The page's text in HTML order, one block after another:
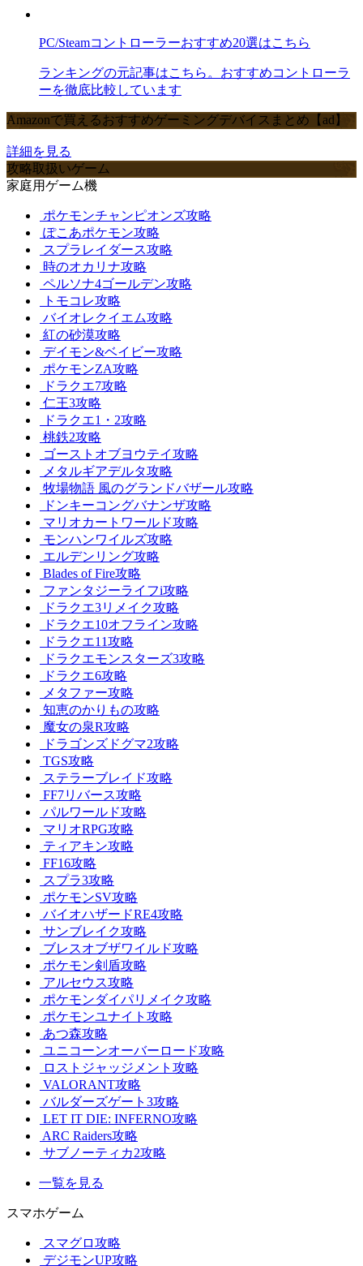
PC/Steamコントローラーおすすめ20選はこちら
ランキングの元記事はこちら。おすすめコントローラ
ーを徹底比較しています
Amazonで買えるおすすめゲーミングデバイスまとめ【ad】
詳細を見る
攻略取扱いゲーム
家庭用ゲーム機
ポケモンチャンピオンズ攻略
ぽこあポケモン攻略
スプラレイダース攻略
時のオカリナ攻略
ペルソナ4ゴールデン攻略
トモコレ攻略
バイオレクイエム攻略
紅の砂漠攻略
デイモン&ベイビー攻略
ポケモンZA攻略
ドラクエ7攻略
仁王3攻略
ドラクエ1・2攻略
桃鉄2攻略
ゴーストオブヨウテイ攻略
メタルギアデルタ攻略
牧場物語 風のグランドバザール攻略
ドンキーコングバナンザ攻略
マリオカートワールド攻略
モンハンワイルズ攻略
エルデンリング攻略
Blades of Fire攻略
ファンタジーライフi攻略
ドラクエ3リメイク攻略
ドラクエ10オフライン攻略
ドラクエ11攻略
ドラクエモンスターズ3攻略
ドラクエ6攻略
メタファー攻略
知恵のかりもの攻略
魔女の泉R攻略
ドラゴンズドグマ2攻略
TGS攻略
ステラーブレイド攻略
FF7リバース攻略
パルワールド攻略
マリオRPG攻略
ティアキン攻略
FF16攻略
スプラ3攻略
ポケモンSV攻略
バイオハザードRE4攻略
サンブレイク攻略
ブレスオブザワイルド攻略
ポケモン剣盾攻略
アルセウス攻略
ポケモンダイパリメイク攻略
ポケモンユナイト攻略
あつ森攻略
ユニコーンオーバーロード攻略
ロストジャッジメント攻略
VALORANT攻略
バルダーズゲート3攻略
LET IT DIE: INFERNO攻略
ARC Raiders攻略
サブノーティカ2攻略
一覧を見る
スマホゲーム
スマグロ攻略
デジモンUP攻略